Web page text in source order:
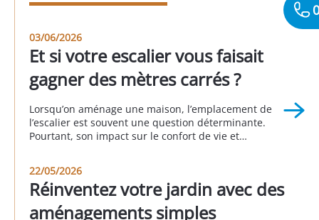
03/06/2026
Et si votre escalier vous faisait
gagner des mètres carrés ?
Lorsqu’on aménage une maison, l’emplacement de
l’escalier est souvent une question déterminante.
Pourtant, son impact sur le confort de vie et
circulation, réduire la fonctionnalité des pièces et
donner une impression d’espace mal exploité. À
l’inverse, un escalier bien pensé permet d’optimiser
[…]
22/05/2026
Réinventez votre jardin avec des
aménagements simples